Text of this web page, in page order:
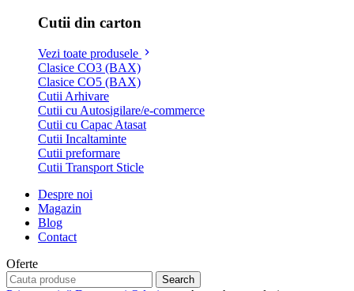
Cutii din carton
Vezi toate produsele
Clasice CO3 (BAX)
Clasice CO5 (BAX)
Cutii Arhivare
Cutii cu Autosigilare/e-commerce
Cutii cu Capac Atasat
Cutii Incaltaminte
Cutii preformare
Cutii Transport Sticle
Despre noi
Magazin
Blog
Contact
Oferte
Search